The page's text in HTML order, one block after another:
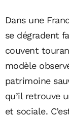
Dans une
se dégradent
couvent
modèle
patrimoine
qu’il retrouve
et sociale.